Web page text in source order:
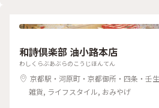
和詩倶楽部 油小路本店
わしくらぶあぶらのこうじほんてん
京都駅・河原町・京都御所・四条・壬生
雑貨, ライフスタイル, おみやげ